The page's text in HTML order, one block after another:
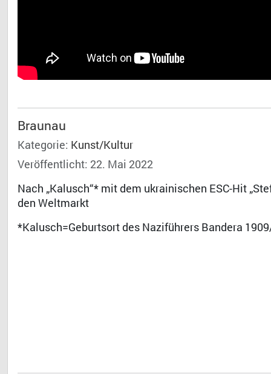
Braunau
Kategorie: Kunst/Kultur
Veröffentlicht: 22. Mai 2022
Nach „Kalusch“* mit dem ukrainischen ESC-Hit
den Weltmarkt
*Kalusch=Geburtsort des Naziführers Bandera